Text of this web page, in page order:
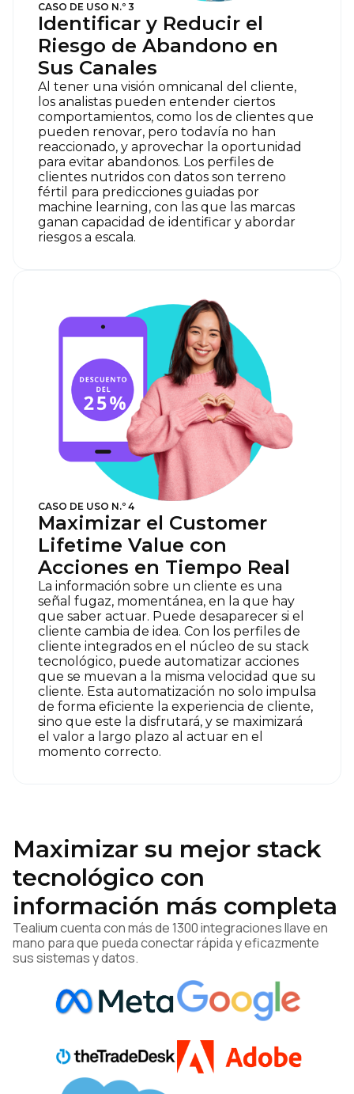
CASO DE USO N.º 3
Identificar y Reducir el
Riesgo de Abandono en
Sus Canales
Al tener una visión omnicanal del cliente,
los analistas pueden entender ciertos
comportamientos, como los de clientes que
pueden renovar, pero todavía no han
reaccionado, y aprovechar la oportunidad
para evitar abandonos. Los perfiles de
clientes nutridos con datos son terreno
fértil para predicciones guiadas por
machine learning, con las que las marcas
ganan capacidad de identificar y abordar
riesgos a escala.
CASO DE USO N.º 4
Maximizar el Customer
Lifetime Value con
Acciones en Tiempo Real
La información sobre un cliente es una
señal fugaz, momentánea, en la que hay
que saber actuar. Puede desaparecer si el
cliente cambia de idea. Con los perfiles de
cliente integrados en el núcleo de su stack
tecnológico, puede automatizar acciones
que se muevan a la misma velocidad que su
cliente. Esta automatización no solo impulsa
de forma eficiente la experiencia de cliente,
sino que este la disfrutará, y se maximizará
el valor a largo plazo al actuar en el
momento correcto.
Maximizar su mejor stack
tecnológico con
información más completa
Tealium cuenta con más de 1300 integraciones llave en
mano para que pueda conectar rápida y eficazmente
sus sistemas y datos.